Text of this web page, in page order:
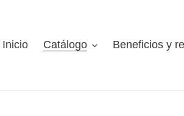
Inicio Catálogo Beneficios y